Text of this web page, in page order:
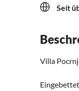
Seit
Villa